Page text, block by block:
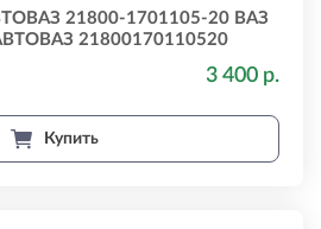
21800-1701105-20 ВАЗ
21800170110520
3 400 р.
Купить